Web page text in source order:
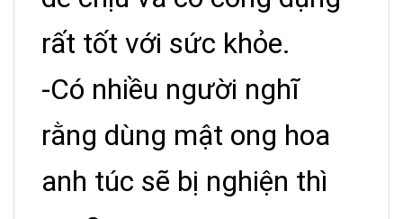
rất tốt với sức khỏe.
-Có nhiều người nghĩ
rằng dùng mật ong hoa
anh túc sẽ bị nghiện thì